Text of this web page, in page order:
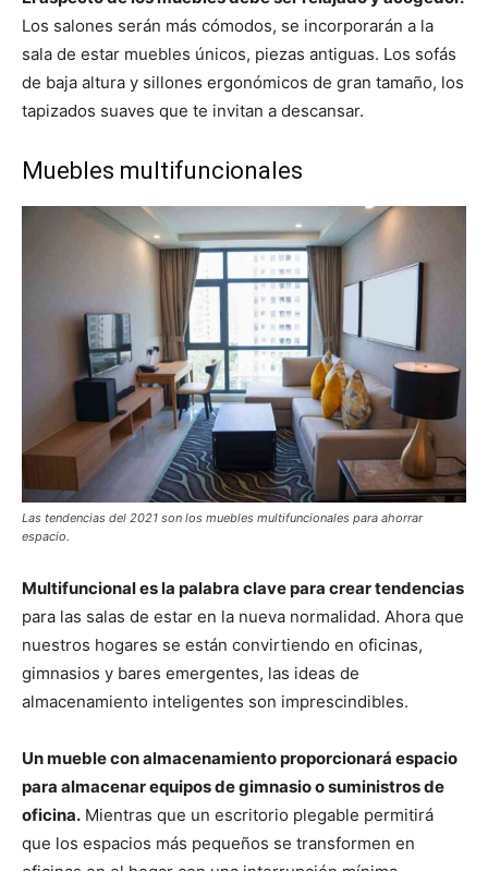
Los salones serán más cómodos, se incorporarán a la
sala de estar muebles únicos, piezas antiguas. Los sofás
de baja altura y sillones ergonómicos de gran tamaño, los
tapizados suaves que te invitan a descansar.
Muebles multifuncionales
Las tendencias del 2021 son los muebles multifuncionales para ahorrar
espacio.
Multifuncional es la palabra clave para crear tendencias
para las salas de estar en la nueva normalidad. Ahora que
nuestros hogares se están convirtiendo en oficinas,
gimnasios y bares emergentes, las ideas de
almacenamiento inteligentes son imprescindibles.
Un mueble con almacenamiento proporcionará espacio
para almacenar equipos de gimnasio o suministros de
oficina. Mientras que un escritorio plegable permitirá
que los espacios más pequeños se transformen en